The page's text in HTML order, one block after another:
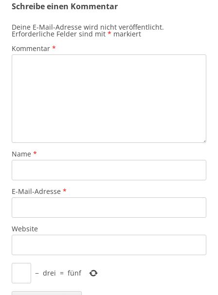
Schreibe einen Kommentar
Deine E-Mail-Adresse wird nicht veröffentlicht.
Erforderliche Felder sind mit * markiert
Kommentar *
Name *
E-Mail-Adresse *
Website
− drei = fünf